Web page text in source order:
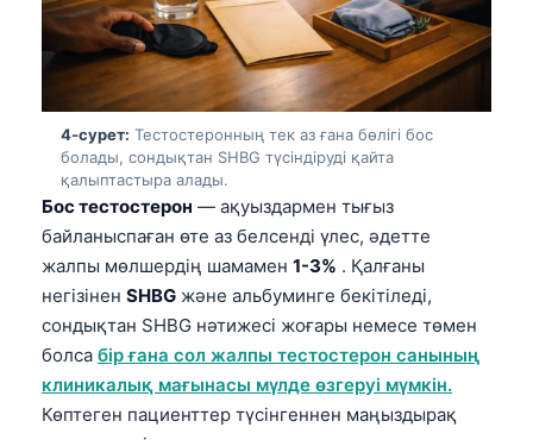
4-сурет: Тестостеронның тек аз ғана бөлігі бос
болады, сондықтан SHBG түсіндіруді қайта
қалыптастыра алады.
Бос тестостерон — ақуыздармен тығыз
байланыспаған өте аз белсенді үлес, әдетте
жалпы мөлшердің шамамен 1-3% . Қалғаны
негізінен SHBG және альбуминге бекітіледі,
сондықтан SHBG нәтижесі жоғары немесе төмен
болса бір ғана сол жалпы тестостерон санының
клиникалық мағынасы мүлде өзгеруі мүмкін.
Көптеген пациенттер түсінгеннен маңыздырақ